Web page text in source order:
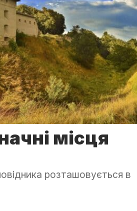
місця
розташовується в